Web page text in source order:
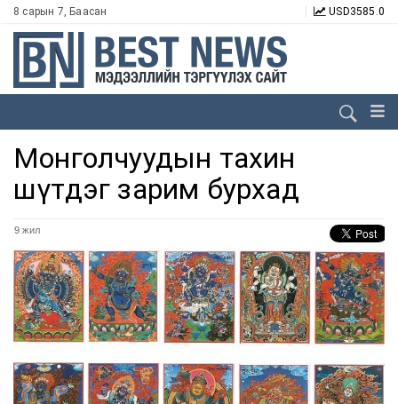
8 сарын 7, Баасан USD3585.0
Монголчуудын тахин
шүтдэг зарим бурхад
9 жил